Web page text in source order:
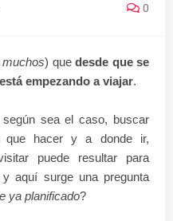
0
) quedesde que se
empezando a viajar.
sea el caso, buscar
que hacer y a donde ir,
puede resultar para
aquí surge una pregunta
ya planificado?